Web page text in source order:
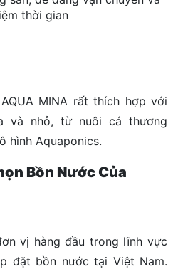
thời gian
MINA rất thích hợp với
và nhỏ, từ nuôi cá thương
hình Aquaponics.
Bồn Nước Của
vị hàng đầu trong lĩnh vực
đặt bồn nước tại Việt Nam.